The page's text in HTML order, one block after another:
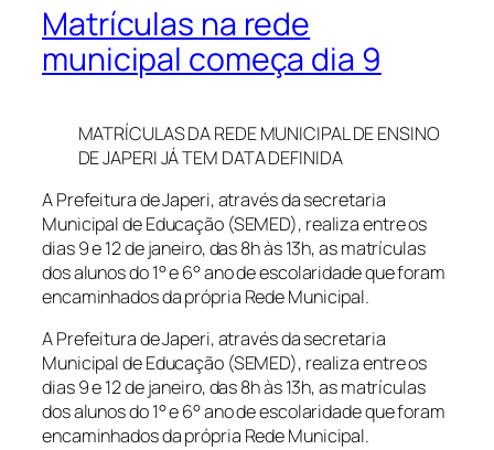
Matrículas na rede
municipal começa dia 9
MATRÍCULAS DA REDE MUNICIPAL DE ENSINO
DE JAPERI JÁ TEM DATA DEFINIDA
A Prefeitura de Japeri, através da secretaria
Municipal de Educação (SEMED), realiza entre os
dias 9 e 12 de janeiro, das 8h às 13h, as matrículas
dos alunos do 1° e 6° ano de escolaridade que foram
encaminhados da própria Rede Municipal.
A Prefeitura de Japeri, através da secretaria
Municipal de Educação (SEMED), realiza entre os
dias 9 e 12 de janeiro, das 8h às 13h, as matrículas
dos alunos do 1° e 6° ano de escolaridade que foram
encaminhados da própria Rede Municipal.